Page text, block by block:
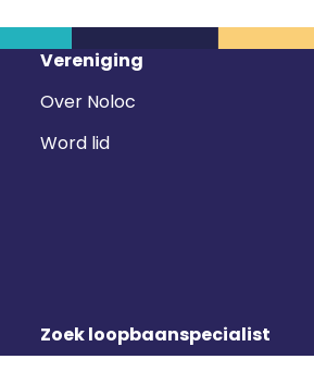
Vereniging
Over Noloc
Word lid
Zoek loopbaanspecialist